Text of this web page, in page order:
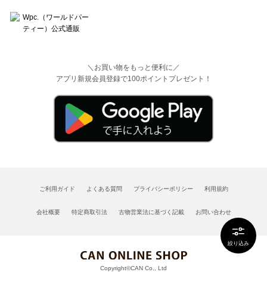
絞り込み
＼お買い物をもっと便利に／
アプリ新規会員登録で100ポイントプレゼント！
ご利用ガイド よくある質問 プライバシーポリシー 利用規約
会社概要 特定商取引法 古物営業法に基づく記載 お問い合わせ
Copyright©CAN Co., Ltd